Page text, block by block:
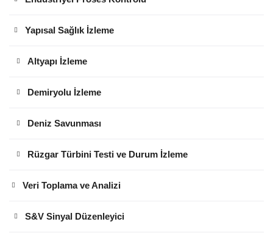
Yapısal Sağlık İzleme
Altyapı İzleme
Demiryolu İzleme
Deniz Savunması
Rüzgar Türbini Testi ve Durum İzleme
Veri Toplama ve Analizi
S&V Sinyal Düzenleyici